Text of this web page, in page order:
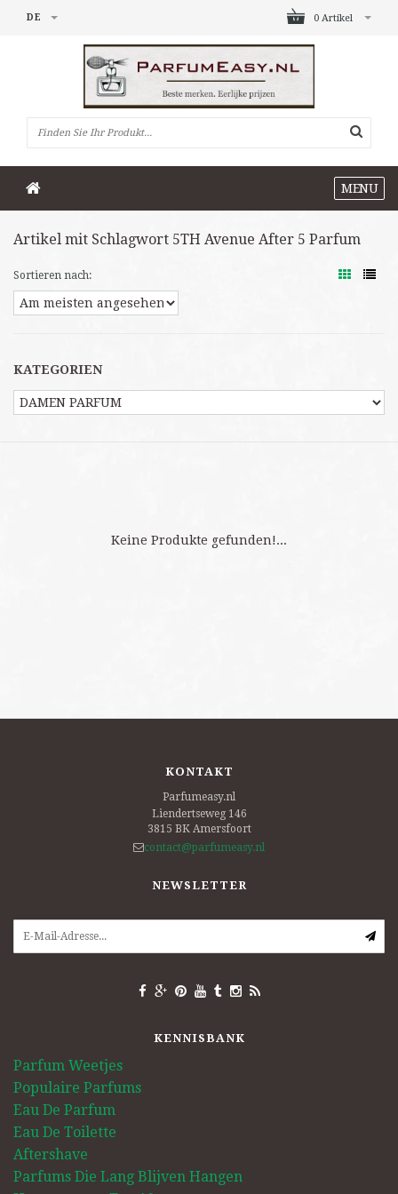
0 Artikel
DE
MENU
Artikel mit Schlagwort 5TH Avenue After 5 Parfum
Sortieren nach:
KATEGORIEN
Keine Produkte gefunden!...
KONTAKT
Parfumeasy.nl
Liendertseweg 146
3815 BK Amersfoort
contact@parfumeasy.nl
NEWSLETTER
KENNISBANK
Parfum Weetjes
Populaire Parfums
Eau De Parfum
Eau De Toilette
Aftershave
Parfums Die Lang Blijven Hangen